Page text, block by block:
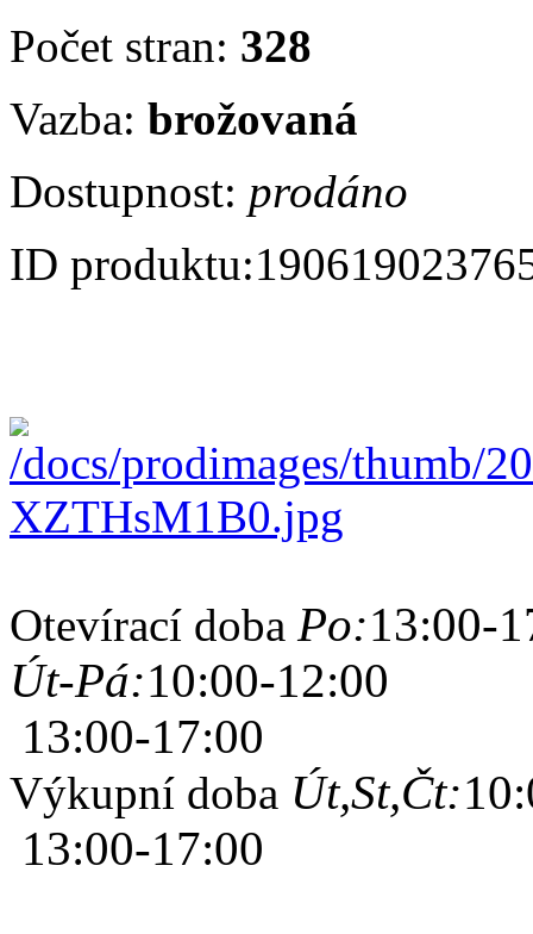
Počet stran: 328
Vazba: brožovaná
Dostupnost: prodáno
ID produktu:
Otevírací doba Po:13:00-
Út-Pá:10:00-12:00
13:00-17:00
Výkupní doba Út,St,Čt:
13:00-17:00